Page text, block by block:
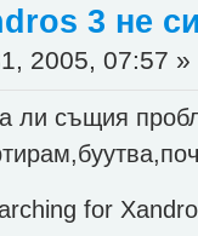
3 не
2005, 07:57 »
ли същия
for